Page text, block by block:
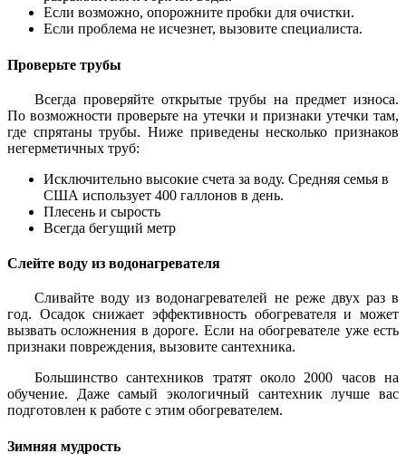
Если возможно, опорожните пробки для очистки.
Если проблема не исчезнет, вызовите специалиста.
Проверьте трубы
Всегда проверяйте открытые трубы на предмет износа.
По возможности проверьте на утечки и признаки утечки там,
где спрятаны трубы. Ниже приведены несколько признаков
негерметичных труб:
Исключительно высокие счета за воду. Средняя семья в
США использует 400 галлонов в день.
Плесень и сырость
Всегда бегущий метр
Слейте воду из водонагревателя
Сливайте воду из водонагревателей не реже двух раз в
год. Осадок снижает эффективность обогревателя и может
вызвать осложнения в дороге. Если на обогревателе уже есть
признаки повреждения, вызовите сантехника.
Большинство сантехников тратят около 2000 часов на
обучение. Даже самый экологичный сантехник лучше вас
подготовлен к работе с этим обогревателем.
Зимняя мудрость